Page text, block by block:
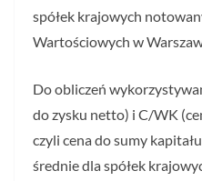
spółek krajowych
Wartościowych w
Do obliczeń
do zysku netto) i C/WK
czyli cena do sumy
średnie dla spółek